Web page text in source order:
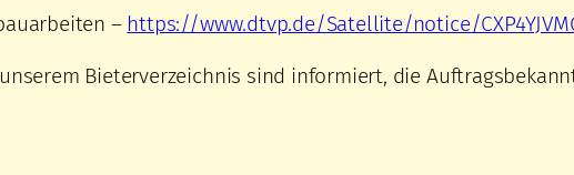
– https://www.dtvp.de/Satellite/notice/
Bieterverzeichnis sind informiert, die